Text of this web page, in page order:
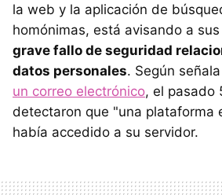
la web y la aplicación de
homónimas, está avisando a
grave fallo de seguridad
datos personales. Según
un correo electrónico, el pasado
detectaron que "una plataforma
había accedido a su servidor.